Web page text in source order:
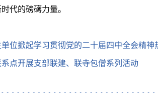
代的磅礴力量。
位掀起学习贯彻党的二十届四中全会精神
点开展支部联建、联寺包僧系列活动